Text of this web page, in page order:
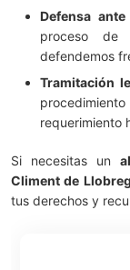
Defensa
proceso de
defendemos
Tramitación
requerimiento
Si necesitas un
Climent de
tus derechos y